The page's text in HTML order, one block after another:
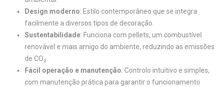
Design moderno: Estilo contemporâneo que se integra
facilmente a diversos tipos de decoração.
Sustentabilidade: Funciona com pellets, um combustível
renovável e mais amigo do ambiente, reduzindo as emissões
de CO₂.
Fácil operação e manutenção: Controlo intuitivo e simples,
com manutenção prática para garantir o funcionamento